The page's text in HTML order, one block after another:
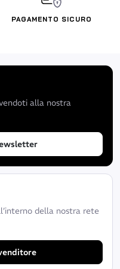
dei fianchi per non
nella pesca
incollato e cucito limita
maggiore comfort
PAGAMENTO SICURO
alla nostra
della nostra rete